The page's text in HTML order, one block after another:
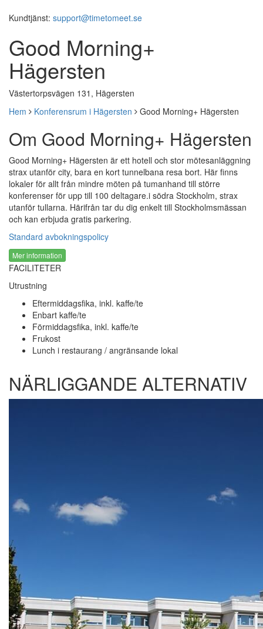
Kundtjänst: support@timetomeet.se
Good Morning+
Hägersten
Västertorpsvägen 131, Hägersten
Hem
Konferensrum i Hägersten Good Morning+ Hägersten
Om Good Morning+ Hägersten
Good Morning+ Hägersten är ett hotell och stor mötesanläggning
strax utanför city, bara en kort tunnelbana resa bort. Här finns
lokaler för allt från mindre möten på tumanhand till större
konferenser för upp till 100 deltagare.i södra Stockholm, strax
utanför tullarna. Härifrån tar du dig enkelt till Stockholmsmässan
och kan erbjuda gratis parkering.
Standard avbokningspolicy
Mer information
FACILITETER
Utrustning
Eftermiddagsfika, inkl. kaffe/te
Enbart kaffe/te
Förmiddagsfika, inkl. kaffe/te
Frukost
Lunch i restaurang / angränsande lokal
NÄRLIGGANDE ALTERNATIV